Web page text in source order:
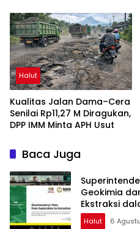
Halut
Kualitas Jalan Dama–Cera
Senilai Rp11,27 M Diragukan,
DPP IMM Minta APH Usut
Baca Juga
Geokimia
Ekstraksi
Halut 6